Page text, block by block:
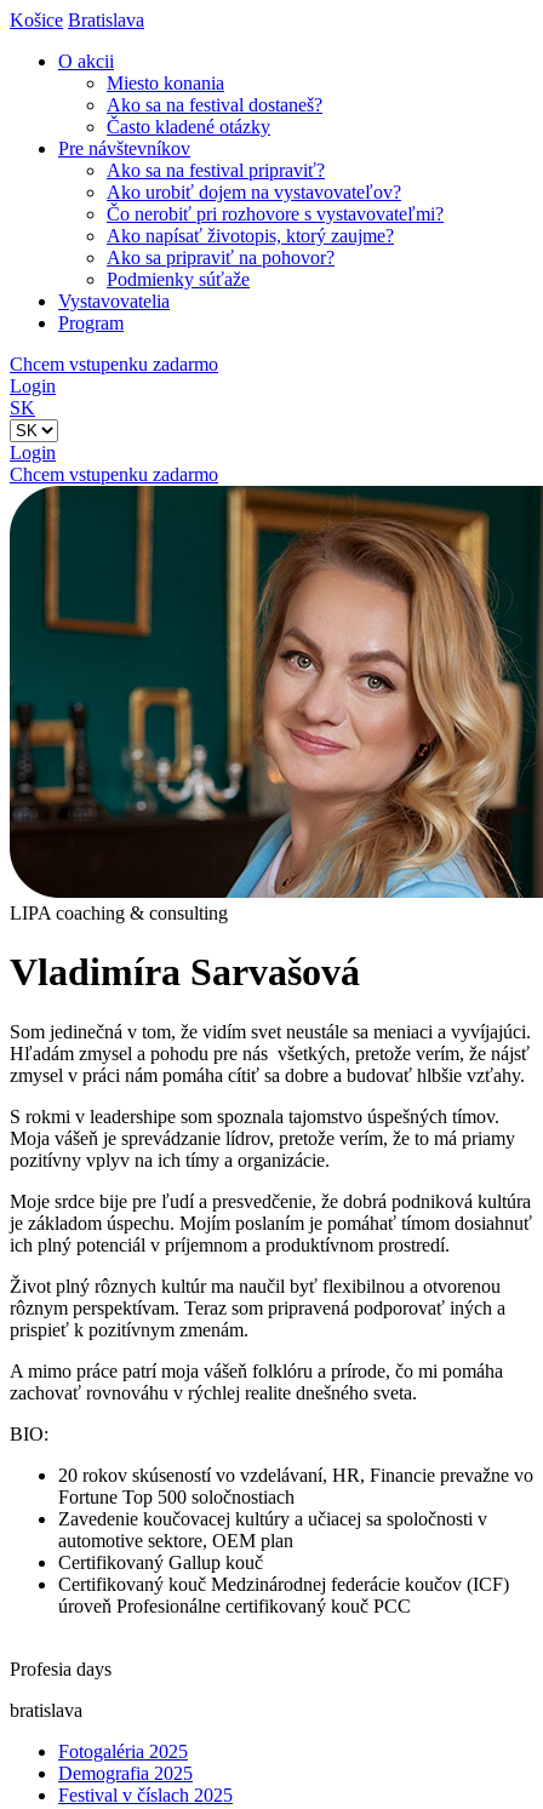
Košice Bratislava
O akcii
Miesto konania
Ako sa na festival dostaneš?
Často kladené otázky
Pre návštevníkov
Ako sa na festival pripraviť?
Ako urobiť dojem na vystavovateľov?
Čo nerobiť pri rozhovore s vystavovateľmi?
Ako napísať životopis, ktorý zaujme?
Ako sa pripraviť na pohovor?
Podmienky súťaže
Vystavovatelia
Program
Chcem vstupenku zadarmo
Login
SK
Login
Chcem vstupenku zadarmo
LIPA coaching & consulting
Vladimíra Sarvašová
Som jedinečná v tom, že vidím svet neustále sa meniaci a vyvíjajúci.
Hľadám zmysel a pohodu pre nás všetkých, pretože verím, že nájsť
zmysel v práci nám pomáha cítiť sa dobre a budovať hlbšie vzťahy.
S rokmi v leadershipe som spoznala tajomstvo úspešných tímov.
Moja vášeň je sprevádzanie lídrov, pretože verím, že to má priamy
pozitívny vplyv na ich tímy a organizácie.
Moje srdce bije pre ľudí a presvedčenie, že dobrá podniková kultúra
je základom úspechu. Mojím poslaním je pomáhať tímom dosiahnuť
ich plný potenciál v príjemnom a produktívnom prostredí.
Život plný rôznych kultúr ma naučil byť flexibilnou a otvorenou
rôznym perspektívam. Teraz som pripravená podporovať iných a
prispieť k pozitívnym zmenám.
A mimo práce patrí moja vášeň folklóru a prírode, čo mi pomáha
zachovať rovnováhu v rýchlej realite dnešného sveta.
BIO:
20 rokov skúseností vo vzdelávaní, HR, Financie prevažne vo
Fortune Top 500 soločnostiach
Zavedenie koučovacej kultúry a učiacej sa spoločnosti v
automotive sektore, OEM plan
Certifikovaný Gallup kouč
Certifikovaný kouč Medzinárodnej federácie koučov (ICF)
úroveň Profesionálne certifikovaný kouč PCC
Profesia days
bratislava
Fotogaléria 2025
Demografia 2025
Festival v číslach 2025